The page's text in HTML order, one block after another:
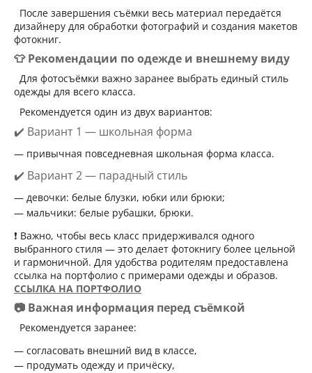
После завершения съёмки весь материал передаётся
дизайнеру для обработки фотографий и создания макетов
фотокниг.
👕 Рекомендации по одежде и внешнему виду
Для фотосъёмки важно заранее выбрать единый стиль
одежды для всего класса.
Рекомендуется один из двух вариантов:
✔️ Вариант 1 — школьная форма
привычная повседневная школьная форма класса.
✔️ Вариант 2 — парадный стиль
девочки: белые блузки, юбки или брюки;
мальчики: белые рубашки, брюки.
❗ Важно, чтобы весь класс придерживался одного
выбранного стиля — это делает фотокнигу более цельной
и гармоничной. Для удобства родителям предоставлена
ссылка на портфолио с примерами одежды и образов.
ССЫЛКА НА ПОРТФОЛИО
📷 Важная информация перед съёмкой
Рекомендуется заранее:
согласовать внешний вид в классе,
продумать одежду и причёску,